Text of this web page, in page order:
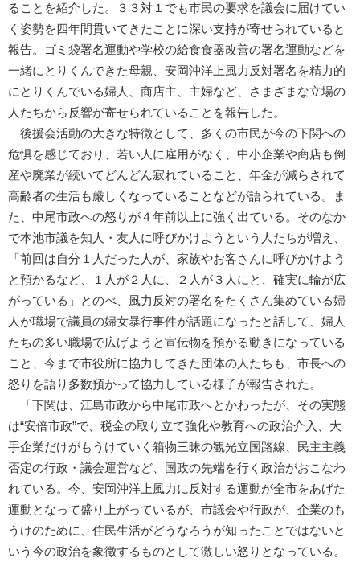
ることを紹介した。３３対１でも市民の要求を議会に届けてい
く姿勢を四年間貫いてきたことに深い支持が寄せられていると
報告。ゴミ袋署名運動や学校の給食食器改善の署名運動などを
一緒にとりくんできた母親、安岡沖洋上風力反対署名を精力的
にとりくんでいる婦人、商店主、主婦など、さまざまな立場の
人たちから反響が寄せられていることを報告した。
後援会活動の大きな特徴として、多くの市民が今の下関への
危惧を感じており、若い人に雇用がなく、中小企業や商店も倒
産や廃業が続いてどんどん寂れていること、年金が減らされて
高齢者の生活も厳しくなっていることなどが語られている。ま
た、中尾市政への怒りが４年前以上に強く出ている。そのなか
で本池市議を知人・友人に呼びかけようという人たちが増え、
「前回は自分１人だった人が、家族やお客さんに呼びかけよう
と預かるなど、１人が２人に、２人が３人にと、確実に輪が広
がっている」とのべ、風力反対の署名をたくさん集めている婦
人が職場で議員の婦女暴行事件が話題になったと話して、婦人
たちの多い職場で広げようと宣伝物を預かる動きになっている
こと、今まで市役所に協力してきた団体の人たちも、市長への
怒りを語り多数預かって協力している様子が報告された。
「下関は、江島市政から中尾市政へとかわったが、その実態
は“安倍市政”で、税金の取り立て強化や教育への政治介入、大
手企業だけがもうけていく箱物三昧の観光立国路線、民主主義
否定の行政・議会運営など、国政の先端を行く政治がおこなわ
れている。今、安岡沖洋上風力に反対する運動が全市をあげた
運動となって盛り上がっているが、市議会や行政が、企業のも
うけのために、住民生活がどうなろうが知ったことではないと
いう今の政治を象徴するものとして激しい怒りとなっている。